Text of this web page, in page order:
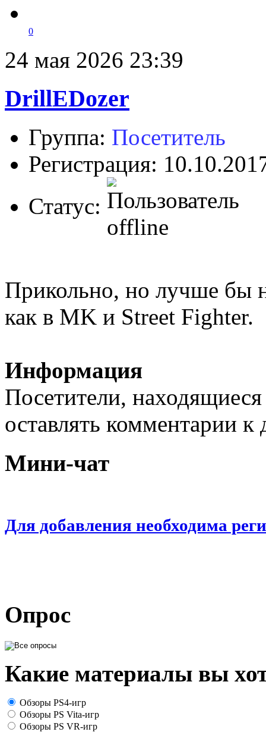
0
24 мая 2026 23:39
DrillEDozer
Группа: Посетитель
Регистрация:
Статус:
Прикольно, но лучше бы
как в MK и Street Fighter.
Информация
Посетители,
оставлять комментарии
Мини-чат
Для добавления необходима
Опрос
Какие материалы вы
Обзоры PS4-игр
Обзоры PS Vita-игр
Обзоры PS VR-игр